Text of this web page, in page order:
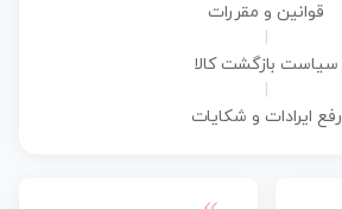
قوانین و مقررات
سیاست بازگشت کالا
رفع ایرادات و شکایات